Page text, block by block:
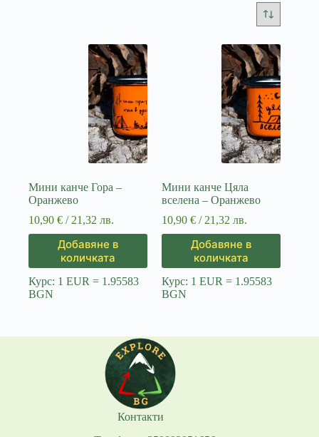
Мини канче Гора –
Оранжево
10,90 € / 21,32 лв.
Добавяне в
количката
Курс: 1 EUR = 1.95583
BGN
Мини канче Цяла
вселена – Оранжево
10,90€ / 21,32 лв.
Добавяне в
количката
Курс: 1 EUR = 1.95583
BGN
Контакти